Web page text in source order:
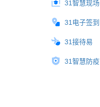
31智慧现场
31电子签到
31接待易
31智慧防疫